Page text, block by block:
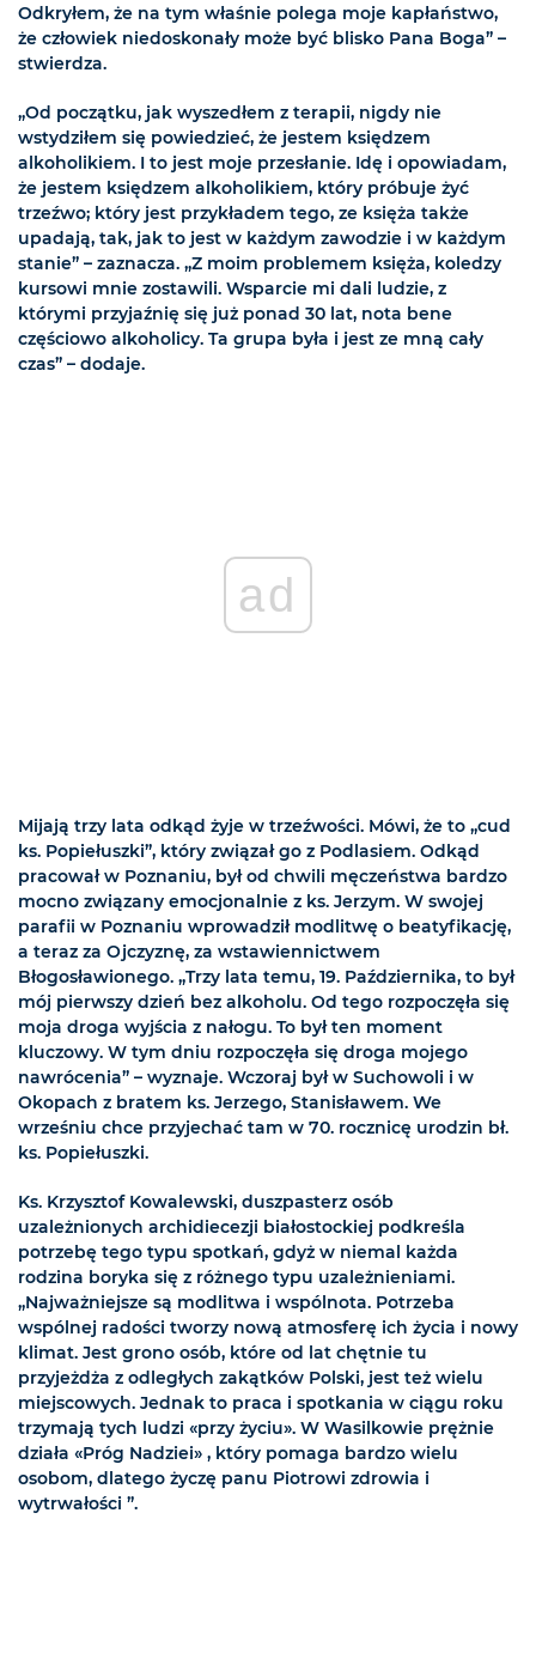
Odkryłem, że na tym właśnie polega moje kapłaństwo,
że człowiek niedoskonały może być blisko Pana Boga” –
stwierdza.
„Od początku, jak wyszedłem z terapii, nigdy nie
wstydziłem się powiedzieć, że jestem księdzem
alkoholikiem. I to jest moje przesłanie. Idę i opowiadam,
że jestem księdzem alkoholikiem, który próbuje żyć
trzeźwo; który jest przykładem tego, ze księża także
upadają, tak, jak to jest w każdym zawodzie i w każdym
stanie” – zaznacza. „Z moim problemem księża, koledzy
kursowi mnie zostawili. Wsparcie mi dali ludzie, z
którymi przyjaźnię się już ponad 30 lat, nota bene
częściowo alkoholicy. Ta grupa była i jest ze mną cały
czas” – dodaje.
ad
Mijają trzy lata odkąd żyje w trzeźwości. Mówi, że to „cud
ks. Popiełuszki”, który związał go z Podlasiem. Odkąd
pracował w Poznaniu, był od chwili męczeństwa bardzo
mocno związany emocjonalnie z ks. Jerzym. W swojej
parafii w Poznaniu wprowadził modlitwę o beatyfikację,
a teraz za Ojczyznę, za wstawiennictwem
Błogosławionego. „Trzy lata temu, 19. Października, to był
mój pierwszy dzień bez alkoholu. Od tego rozpoczęła się
moja droga wyjścia z nałogu. To był ten moment
kluczowy. W tym dniu rozpoczęła się droga mojego
nawrócenia” – wyznaje. Wczoraj był w Suchowoli i w
Okopach z bratem ks. Jerzego, Stanisławem. We
wrześniu chce przyjechać tam w 70. rocznicę urodzin bł.
ks. Popiełuszki.
Ks. Krzysztof Kowalewski, duszpasterz osób
uzależnionych archidiecezji białostockiej podkreśla
potrzebę tego typu spotkań, gdyż w niemal każda
rodzina boryka się z różnego typu uzależnieniami.
„Najważniejsze są modlitwa i wspólnota. Potrzeba
wspólnej radości tworzy nową atmosferę ich życia i nowy
klimat. Jest grono osób, które od lat chętnie tu
przyjeżdża z odległych zakątków Polski, jest też wielu
miejscowych. Jednak to praca i spotkania w ciągu roku
trzymają tych ludzi «przy życiu». W Wasilkowie prężnie
działa «Próg Nadziei» , który pomaga bardzo wielu
osobom, dlatego życzę panu Piotrowi zdrowia i
wytrwałości ”.